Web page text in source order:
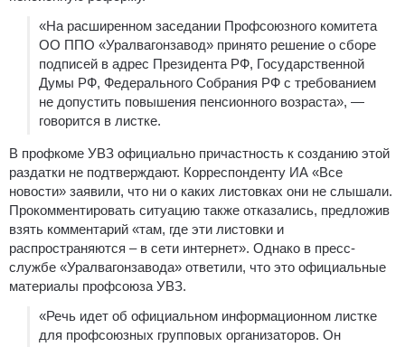
«На расширенном заседании Профсоюзного комитета
ОО ППО «Уралвагонзавод» принято решение о сборе
подписей в адрес Президента РФ, Государственной
Думы РФ, Федерального Собрания РФ с требованием
не допустить повышения пенсионного возраста», —
говорится в листке.
В профкоме УВЗ официально причастность к созданию этой
раздатки не подтверждают. Корреспонденту ИА «Все
новости» заявили, что ни о каких листовках они не слышали.
Прокомментировать ситуацию также отказались, предложив
взять комментарий «там, где эти листовки и
распространяются – в сети интернет». Однако в пресс-
службе «Уралвагонзавода» ответили, что это официальные
материалы профсоюза УВЗ.
«Речь идет об официальном информационном листке
для профсоюзных групповых организаторов. Он